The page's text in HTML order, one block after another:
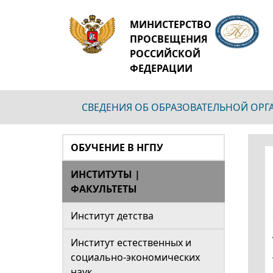
МИНИСТЕРСТВО
ПРОСВЕЩЕНИЯ
РОССИЙСКОЙ
ФЕДЕРАЦИИ
СВЕДЕНИЯ ОБ ОБРАЗОВАТЕЛЬНОЙ
ОБУЧЕНИЕ В НГПУ
ИНСТИТУТЫ |
ФАКУЛЬТЕТЫ
Институт детства
Институт естественных и
социально-экономических